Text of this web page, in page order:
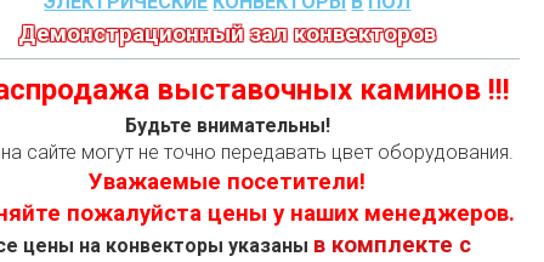
Демонстрационный зал конвекторов
выставочных каминов !!!
Будьте внимательны!
сайте могут не точно передавать цвет оборудования.
Уважаемые посетители!
пожалуйста цены у наших менеджеров.
цены на конвекторы указаны в комплекте с